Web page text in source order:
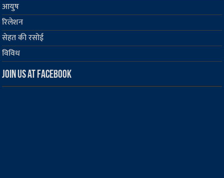
आयुष
रिलेशन
सेहत की रसोई
विविध
Join us at Facebook